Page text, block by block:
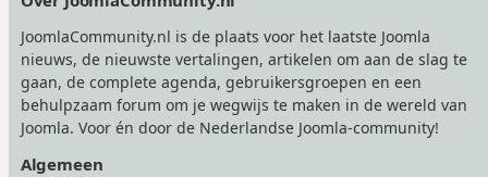
e
d
e
JoomlaCommunity.nl is de plaats voor het laatste Joomla
nieuws, de nieuwste vertalingen, artikelen om aan de slag te
gaan, de complete agenda, gebruikersgroepen en een
behulpzaam forum om je wegwijs te maken in de wereld van
Joomla. Voor én door de Nederlandse Joomla-community!
Algemeen